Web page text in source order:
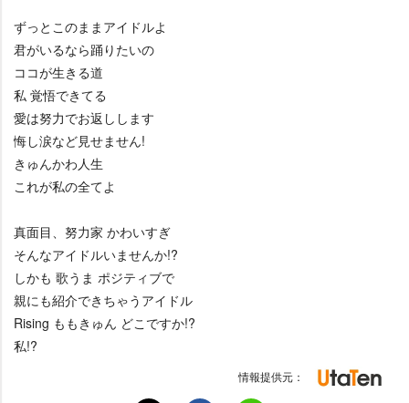
ずっとこのままアイドルよ
君がいるなら踊りたいの
ココが生きる道
私 覚悟できてる
愛は努力でお返しします
悔し涙など見せません!
きゅんかわ人生
これが私の全てよ
真面目、努力家 かわいすぎ
そんなアイドルいませんか!?
しかも 歌うま ポジティブで
親にも紹介できちゃうアイドル
Rising ももきゅん どこですか!?
私!?
情報提供元：